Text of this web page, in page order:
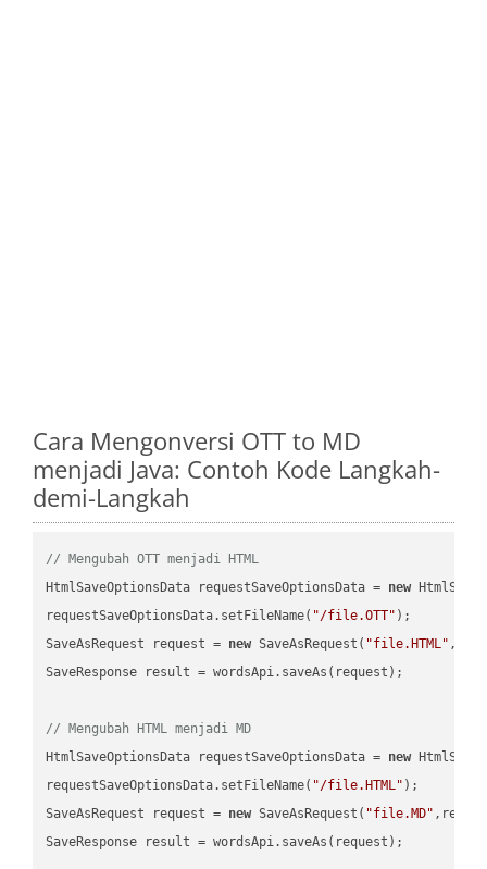
Cara Mengonversi OTT to MD
menjadi Java: Contoh Kode Langkah-
demi-Langkah
// Mengubah OTT menjadi HTML
HtmlSaveOptionsData requestSaveOptionsData = new
requestSaveOptionsData.setFileName( "/file.OTT" );
SaveAsRequest request = new SaveAsRequest( "file.HTML"
SaveResponse result = wordsApi.saveAs(request);
// Mengubah HTML menjadi MD
HtmlSaveOptionsData requestSaveOptionsData = new
requestSaveOptionsData.setFileName( "/file.HTML" );
SaveAsRequest request = new SaveAsRequest( "file.MD"